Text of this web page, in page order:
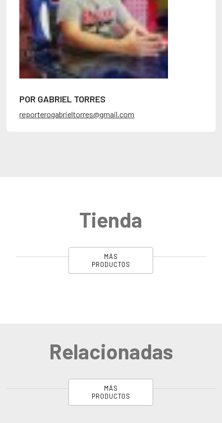
POR GABRIEL TORRES
reporterogabrieltorres@gmail.com
Tienda
MÁS
PRODUCTOS
Relacionadas
MÁS
PRODUCTOS